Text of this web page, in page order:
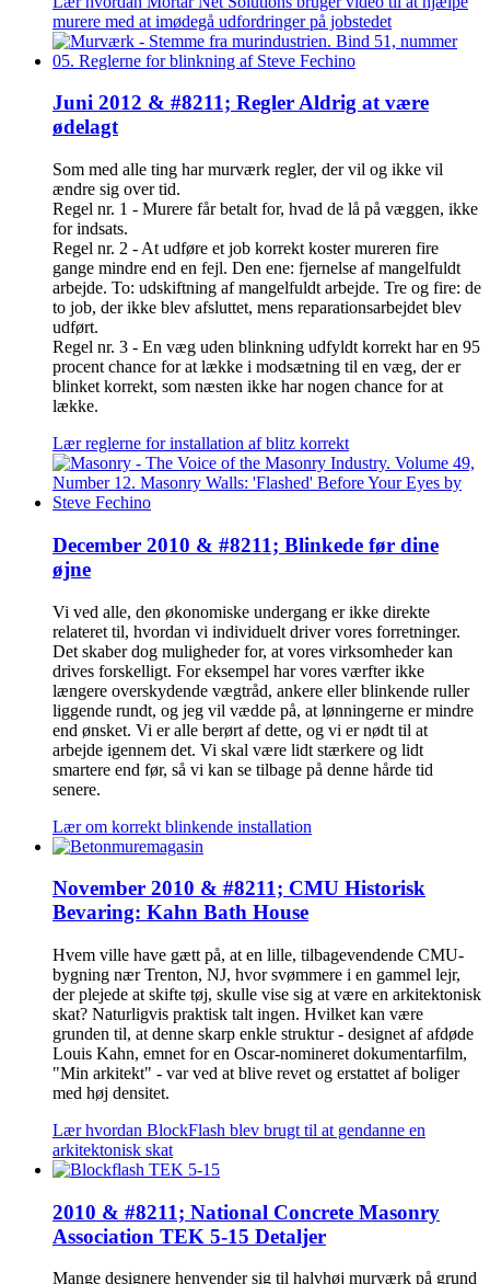
murere med at imødegå udfordringer på jobstedet
Juni 2012 & #8211; Regler Aldrig at være
ødelagt
Som med alle ting har murværk regler, der vil og ikke vil
ændre sig over tid.
Regel nr. 1 - Murere får betalt for, hvad de lå på væggen, ikke
for indsats.
Regel nr. 2 - At udføre et job korrekt koster mureren fire
gange mindre end en fejl. Den ene: fjernelse af mangelfuldt
arbejde. To: udskiftning af mangelfuldt arbejde. Tre og fire: de
to job, der ikke blev afsluttet, mens reparationsarbejdet blev
udført.
Regel nr. 3 - En væg uden blinkning udfyldt korrekt har en 95
procent chance for at lække i modsætning til en væg, der er
blinket korrekt, som næsten ikke har nogen chance for at
lække.
Lær reglerne for installation af blitz korrekt
December 2010 & #8211; Blinkede før dine
øjne
Vi ved alle, den økonomiske undergang er ikke direkte
relateret til, hvordan vi individuelt driver vores forretninger.
Det skaber dog muligheder for, at vores virksomheder kan
drives forskelligt. For eksempel har vores værfter ikke
længere overskydende vægtråd, ankere eller blinkende ruller
liggende rundt, og jeg vil vædde på, at lønningerne er mindre
end ønsket. Vi er alle berørt af dette, og vi er nødt til at
arbejde igennem det. Vi skal være lidt stærkere og lidt
smartere end før, så vi kan se tilbage på denne hårde tid
senere.
Lær om korrekt blinkende installation
November 2010 & #8211; CMU Historisk
Bevaring: Kahn Bath House
Hvem ville have gætt på, at en lille, tilbagevendende CMU-
bygning nær Trenton, NJ, hvor svømmere i en gammel lejr,
der plejede at skifte tøj, skulle vise sig at være en arkitektonisk
skat? Naturligvis praktisk talt ingen. Hvilket kan være
grunden til, at denne skarp enkle struktur - designet af afdøde
Louis Kahn, emnet for en Oscar-nomineret dokumentarfilm,
"Min arkitekt" - var ved at blive revet og erstattet af boliger
med høj densitet.
Lær hvordan BlockFlash blev brugt til at gendanne en
arkitektonisk skat
2010 & #8211; National Concrete Masonry
Association TEK 5-15 Detaljer
Mange designere henvender sig til halvhøj murværk på grund